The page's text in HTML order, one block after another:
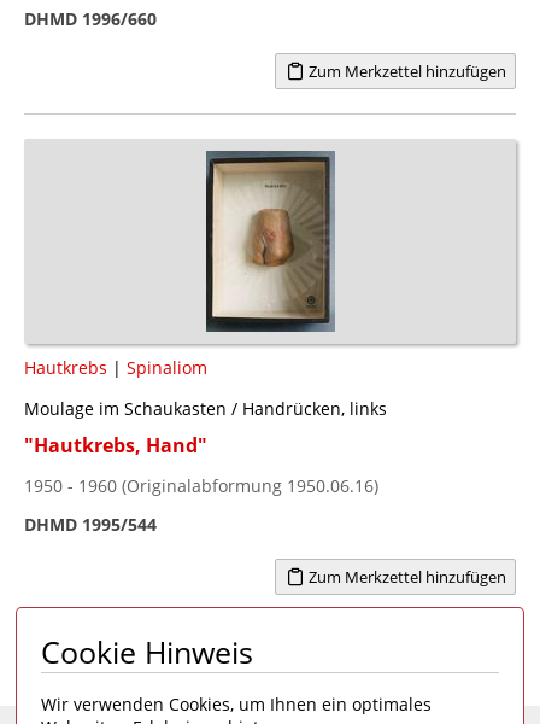
DHMD 1996/660
Zum Merkzettel hinzufügen
Hautkrebs | Spinaliom
Moulage im Schaukasten / Handrücken, links
"Hautkrebs, Hand"
1950 - 1960 (Originalabformung 1950.06.16)
DHMD 1995/544
Zum Merkzettel hinzufügen
Seite 1 von 1 1
Cookie Hinweis
Wir verwenden Cookies, um Ihnen ein optimales